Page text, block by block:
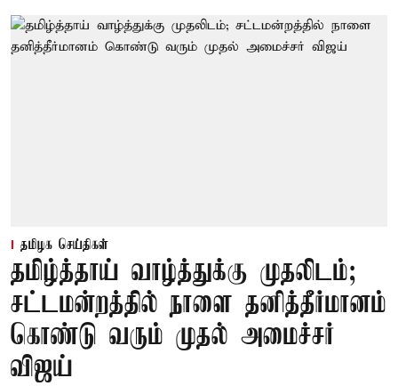
தமிழக செய்திகள்
தமிழ்த்தாய் வாழ்த்துக்கு முதலிடம்;
சட்டமன்றத்தில் நாளை தனித்தீர்மானம்
கொண்டு வரும் முதல் அமைச்சர்
விஜய்